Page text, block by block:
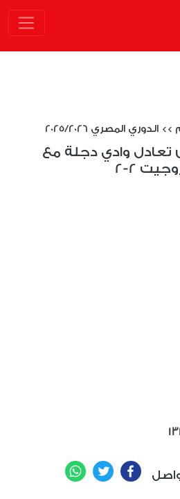
>> الدوري المصري 2025/2026
تعادل وادي دجلة مع
2-2
Facebook
Twitter